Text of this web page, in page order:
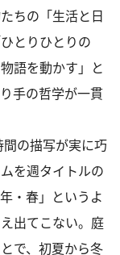
ちの「生活と日
とりひとりの
語を動かす」と
手の哲学が一貫
間の描写が実に巧
を週タイトルの
・春」というよ
出てこない。庭
で、初夏から冬